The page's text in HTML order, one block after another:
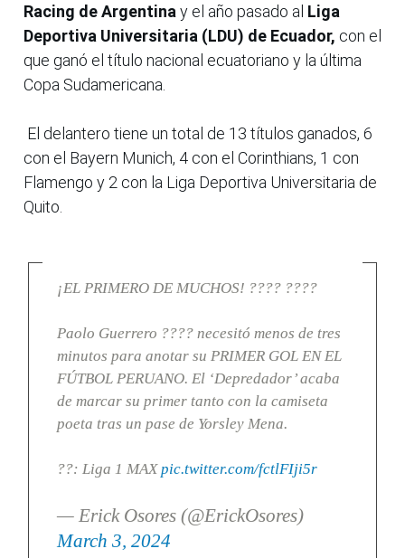
Racing de Argentina y el año pasado al Liga
Deportiva Universitaria (LDU) de Ecuador, con el
que ganó el título nacional ecuatoriano y la última
Copa Sudamericana.
El delantero tiene un total de 13 títulos ganados, 6
con el Bayern Munich, 4 con el Corinthians, 1 con
Flamengo y 2 con la Liga Deportiva Universitaria de
Quito.
¡EL PRIMERO DE MUCHOS! ???? ????
Paolo Guerrero ???? necesitó menos de tres
minutos para anotar su PRIMER GOL EN EL
FÚTBOL PERUANO. El ‘Depredador’ acaba
de marcar su primer tanto con la camiseta
poeta tras un pase de Yorsley Mena.
??: Liga 1 MAXpic.twitter.com/fctlFIji5r
— Erick Osores (@ErickOsores)
March 3, 2024